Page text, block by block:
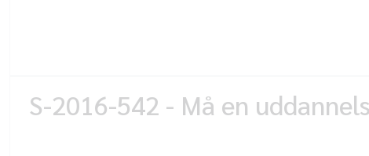
S-2016-542 - Må en